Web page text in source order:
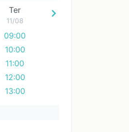
Ter
11/08
09:00
10:00
11:00
12:00
13:00